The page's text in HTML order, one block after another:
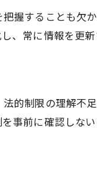
法人が調整区域
調整区域売却で
握することも
、常に情報を更
的制限の理解不
事前に確認しな